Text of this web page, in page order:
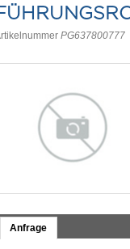
PG637800777
Anfrage